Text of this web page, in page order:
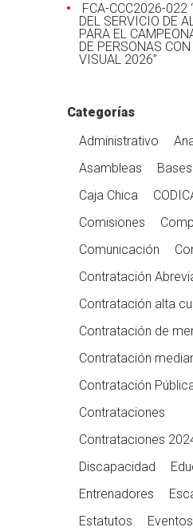
FCA-CCC2026-022
DEL SERVICIO DE
PARA EL
DE PERSONAS
VISUAL 2026”
Categorías
Administrativo
Asambleas
Caja Chica
Comisiones
Comunicación
Contratación
Contratación alta
Contratación de
Contratación
Contratación
Contrataciones
Contrataciones
Discapacidad
Entrenadores
Estatutos
Eventos